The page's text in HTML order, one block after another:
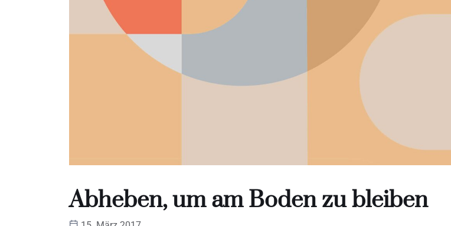
Abheben, um am Boden zu bleiben